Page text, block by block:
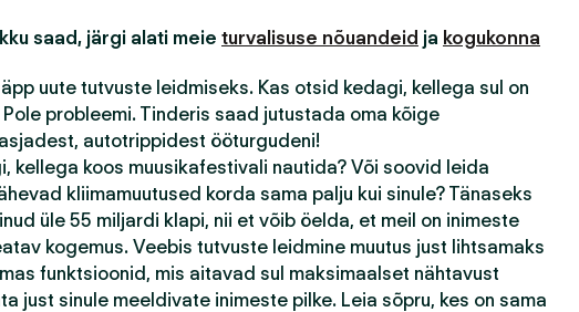
saad, järgi alati meie turvalisuse nõuandeid ja kogukonna
uute tutvuste leidmiseks. Kas otsid kedagi, kellega sul on
probleemi. Tinderis saad jutustada oma kõige
autotrippidest ööturgudeni!
kellega koos muusikafestivali nautida? Või soovid leida
kliimamuutused korda sama palju kui sinule? Tänaseks
üle 55 miljardi klapi, nii et võib öelda, et meil on inimeste
kogemus. Veebis tutvuste leidmine muutus just lihtsamaks
funktsioonid, mis aitavad sul maksimaalset nähtavust
just sinule meeldivate inimeste pilke. Leia sõpru, kes on sama